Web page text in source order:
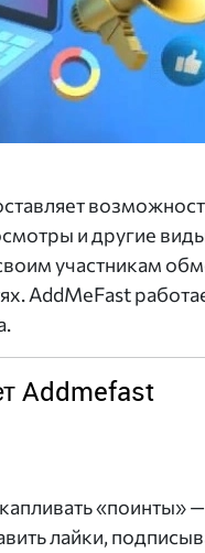
и другие
участникам
AddMeFast
Addmefast
«поинты»
лайки,